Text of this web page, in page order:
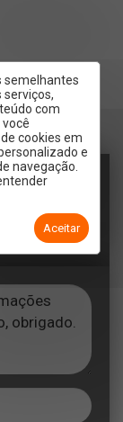
semelhantes
serviços,
com
cookies em
e
navegação.
Aceitar
WhatsApp